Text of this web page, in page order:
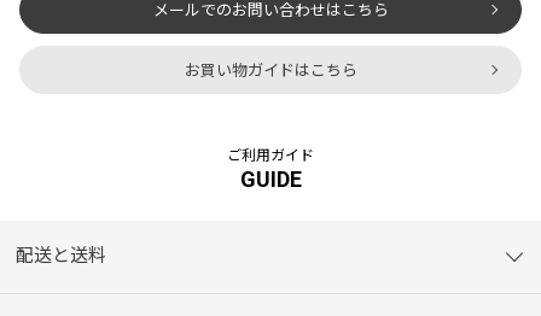
メールでのお問い合わせはこちら
お買い物ガイドはこちら
ご利用ガイド
GUIDE
配送と送料